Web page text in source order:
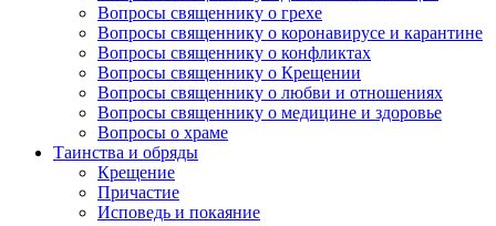
Вопросы священнику о грехе
Вопросы священнику о коронавирусе и карантине
Вопросы священнику о конфликтах
Вопросы священнику о Крещении
Вопросы священнику о любви и отношениях
Вопросы священнику о медицине и здоровье
Вопросы о храме
Таинства и обряды
Крещение
Причастие
Исповедь и покаяние